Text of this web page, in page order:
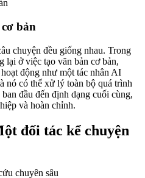
bản
chuyện đều giống nhau. Trong
lại ở việc tạo văn bản cơ bản,
động như một tác nhân AI
nó có thể xử lý toàn bộ quá trình
đầu đến định dạng cuối cùng,
và hoàn chỉnh.
đối tác kể chuyện